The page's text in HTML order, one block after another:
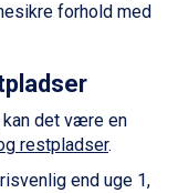
forhold med
det være en
restpladser.
end uge 1,